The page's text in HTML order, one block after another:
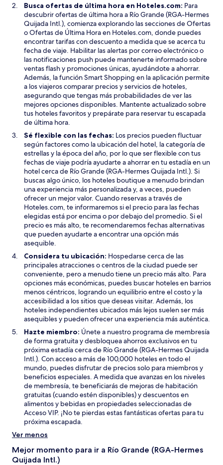
Busca ofertas de última hora en Hoteles.com: Para
descubrir ofertas de última hora a Río Grande (RGA-Hermes
Quijada Intl.), comienza explorando las secciones de Ofertas
o Ofertas de Última Hora en Hoteles.com, donde puedes
encontrar tarifas con descuento a medida que se acerca tu
fecha de viaje. Habilitar las alertas por correo electrónico o
las notificaciones push puede mantenerte informado sobre
ventas flash y promociones únicas, ayudándote a ahorrar.
Además, la función Smart Shopping en la aplicación permite
a los viajeros comparar precios y servicios de hoteles,
asegurando que tengas más probabilidades de ver las
mejores opciones disponibles. Mantente actualizado sobre
tus hoteles favoritos y prepárate para reservar tu escapada
de última hora.
Sé flexible con las fechas: Los precios pueden fluctuar
según factores como la ubicación del hotel, la categoría de
estrellas y la época del año, por lo que ser flexible con tus
fechas de viaje podría ayudarte a ahorrar en tu estadía en un
hotel cerca de Río Grande (RGA-Hermes Quijada Intl.). Si
buscas algo único, los hoteles boutique a menudo brindan
una experiencia más personalizada y, a veces, pueden
ofrecer un mejor valor. Cuando reservas a través de
Hoteles.com, te informaremos si el precio para las fechas
elegidas está por encima o por debajo del promedio. Si el
precio es más alto, te recomendaremos fechas alternativas
que pueden ayudarte a encontrar una opción más
asequible.
Considera tu ubicación: Hospedarse cerca de las
principales atracciones o centros de la ciudad puede ser
conveniente, pero a menudo tiene un precio más alto. Para
opciones más económicas, puedes buscar hoteles en barrios
menos céntricos, logrando un equilibrio entre el costo y la
accesibilidad a los sitios que deseas visitar. Además, los
hoteles independientes ubicados más lejos suelen ser más
asequibles y pueden ofrecer una experiencia más auténtica.
Hazte miembro: Únete a nuestro programa de membresía
de forma gratuita y desbloquea ahorros exclusivos en tu
próxima estadía cerca de Río Grande (RGA-Hermes Quijada
Intl.). Con acceso a más de 100,000 hoteles en todo el
mundo, puedes disfrutar de precios solo para miembros y
beneficios especiales. A medida que avanzas en los niveles
de membresía, te beneficiarás de mejoras de habitación
gratuitas (cuando estén disponibles) y descuentos en
alimentos y bebidas en propiedades seleccionadas de
Acceso VIP. ¡No te pierdas estas fantásticas ofertas para tu
próxima escapada.
Ver menos
Mejor momento para ir a Río Grande (RGA-Hermes
Quijada Intl.)